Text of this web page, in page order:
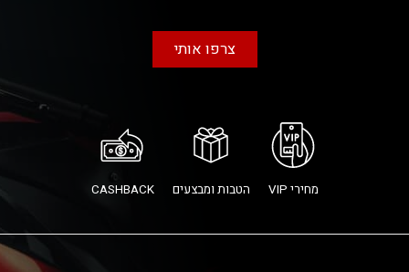
צרפו אותי
מחירי VIP הטבות ומבצעים CASHBACK